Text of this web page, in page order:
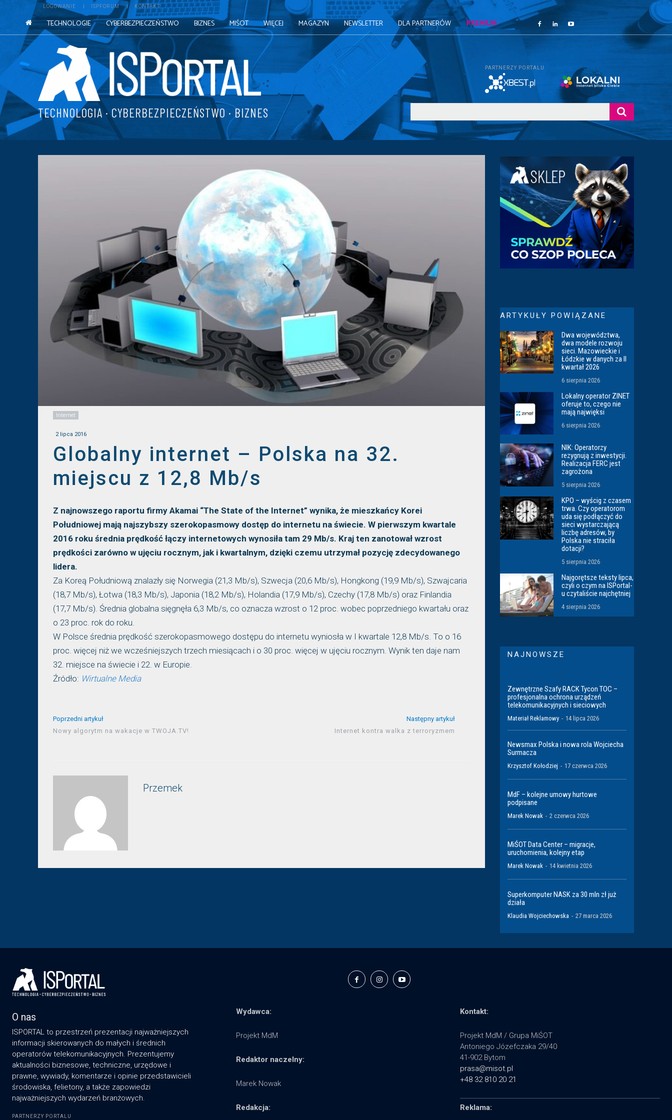
LOGOWANIE ISPFORUM KONTAKT
TECHNOLOGIE CYBERBEZPIECZEŃSTWO BIZNES MIŚOT WIĘCEJ MAGAZYN NEWSLETTER DLA PARTNERÓW PREMIUM
TECHNOLOGIA · CYBERBEZPIECZEŃSTWO · BIZNES
PARTNERZY PORTALU
Internet
2 lipca 2016
Globalny internet – Polska na 32.
miejscu z 12,8 Mb/s
Z najnowszego raportu firmy Akamai “The State of the Internet” wynika, że mieszkańcy Korei
Południowej mają najszybszy szerokopasmowy dostęp do internetu na świecie. W pierwszym kwartale
2016 roku średnia prędkość łączy internetowych wynosiła tam 29 Mb/s. Kraj ten zanotował wzrost
prędkości zarówno w ujęciu rocznym, jak i kwartalnym, dzięki czemu utrzymał pozycję zdecydowanego
lidera.
Za Koreą Południową znalazły się Norwegia (21,3 Mb/s), Szwecja (20,6 Mb/s), Hongkong (19,9 Mb/s), Szwajcaria
(18,7 Mb/s), Łotwa (18,3 Mb/s), Japonia (18,2 Mb/s), Holandia (17,9 Mb/s), Czechy (17,8 Mb/s) oraz Finlandia
(17,7 Mb/s). Średnia globalna sięgnęła 6,3 Mb/s, co oznacza wzrost o 12 proc. wobec poprzedniego kwartału oraz
o 23 proc. rok do roku.
W Polsce średnia prędkość szerokopasmowego dostępu do internetu wyniosła w I kwartale 12,8 Mb/s. To o 16
proc. więcej niż we wcześniejszych trzech miesiącach i o 30 proc. więcej w ujęciu rocznym. Wynik ten daje nam
32. miejsce na świecie i 22. w Europie.
Źródło: Wirtualne Media
Poprzedni artykuł
Nowy algorytm na wakacje w TWOJA.TV!
Następny artykuł
Internet kontra walka z terroryzmem
Przemek
ARTYKUŁY POWIĄZANE
Dwa województwa,
dwa modele rozwoju
sieci. Mazowieckie i
Łódzkie w danych za II
kwartał 2026
6 sierpnia 2026
Lokalny operator ZINET
oferuje to, czego nie
mają najwięksi
6 sierpnia 2026
NIK: Operatorzy
rezygnują z inwestycji.
Realizacja FERC jest
zagrożona
5 sierpnia 2026
KPO – wyścig z czasem
trwa. Czy operatorom
uda się podłączyć do
sieci wystarczającą
liczbę adresów, by
Polska nie straciła
dotacji?
5 sierpnia 2026
Najgorętsze teksty lipca,
czyli o czym na ISPortal-
u czytaliście najchętniej
4 sierpnia 2026
NAJNOWSZE
Zewnętrzne Szafy RACK Tycon TOC –
profesjonalna ochrona urządzeń
telekomunikacyjnych i sieciowych
Materiał Reklamowy - 14 lipca 2026
Newsmax Polska i nowa rola Wojciecha
Surmacza
Krzysztof Kołodziej - 17 czerwca 2026
MdF – kolejne umowy hurtowe
podpisane
Marek Nowak - 2 czerwca 2026
MiŚOT Data Center – migracje,
uruchomienia, kolejny etap
Marek Nowak - 14 kwietnia 2026
Superkomputer NASK za 30 mln zł już
działa
Klaudia Wojciechowska - 27 marca 2026
O nas
ISPORTAL to przestrzeń prezentacji najważniejszych
informacji skierowanych do małych i średnich
operatorów telekomunikacyjnych. Prezentujemy
aktualności biznesowe, techniczne, urzędowe i
prawne, wywiady, komentarze i opinie przedstawicieli
środowiska, felietony, a także zapowiedzi
najważniejszych wydarzeń branżowych.
PARTNERZY PORTALU
Wydawca:
Projekt MdM
Redaktor naczelny:
Marek Nowak
Redakcja:
Kontakt:
Projekt MdM / Grupa MiŚOT
Antoniego Józefczaka 29/40
41-902 Bytom
prasa@misot.pl
+48 32 810 20 21
Reklama: